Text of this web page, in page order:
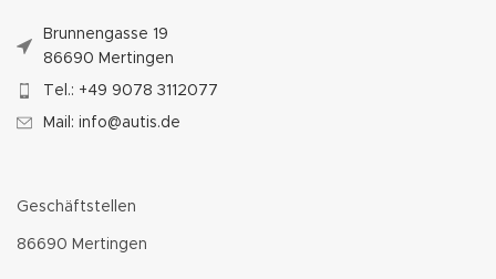
Brunnengasse 19
86690 Mertingen
Tel.: +49 9078 3112077
Mail: info@autis.de
Geschäftstellen
86690 Mertingen